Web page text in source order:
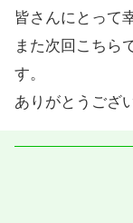
皆さんにとって
また次回こちら
す。
ありがとうござ